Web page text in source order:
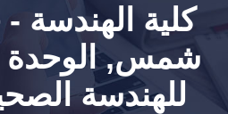
كلية الهندسة
شمس, الوحدة
للهندسة